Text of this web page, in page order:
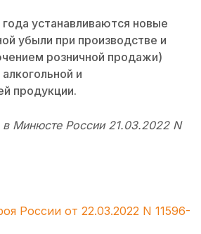
устанавливаются новые
убыли при производстве и
розничной продажи)
и
продукции.
в Минюсте России 21.03.2022 N
России от 22.03.2022 N 11596-